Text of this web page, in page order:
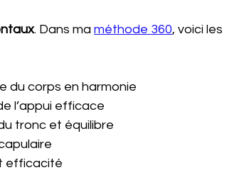
. Dans ma méthode 360, voici les
du corps en harmonie
l’appui efficace
tronc et équilibre
efficacité